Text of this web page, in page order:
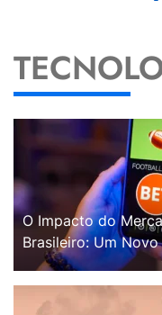
O Impacto do
Brasileiro: Um